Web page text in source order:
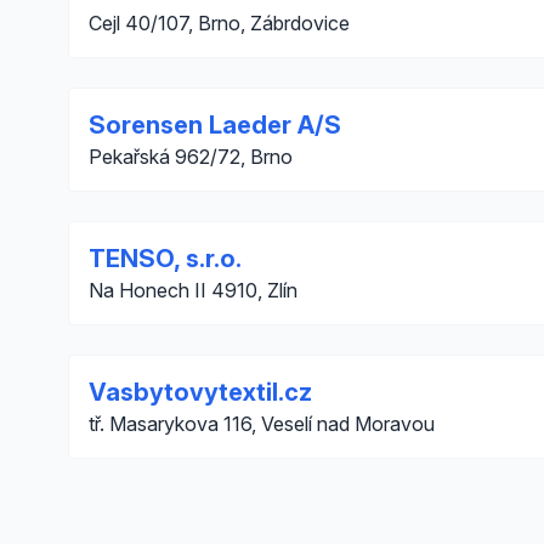
Cejl 40/107, Brno, Zábrdovice
Sorensen Laeder A/S
Pekařská 962/72, Brno
TENSO, s.r.o.
Na Honech II 4910, Zlín
Vasbytovytextil.cz
tř. Masarykova 116, Veselí nad Moravou